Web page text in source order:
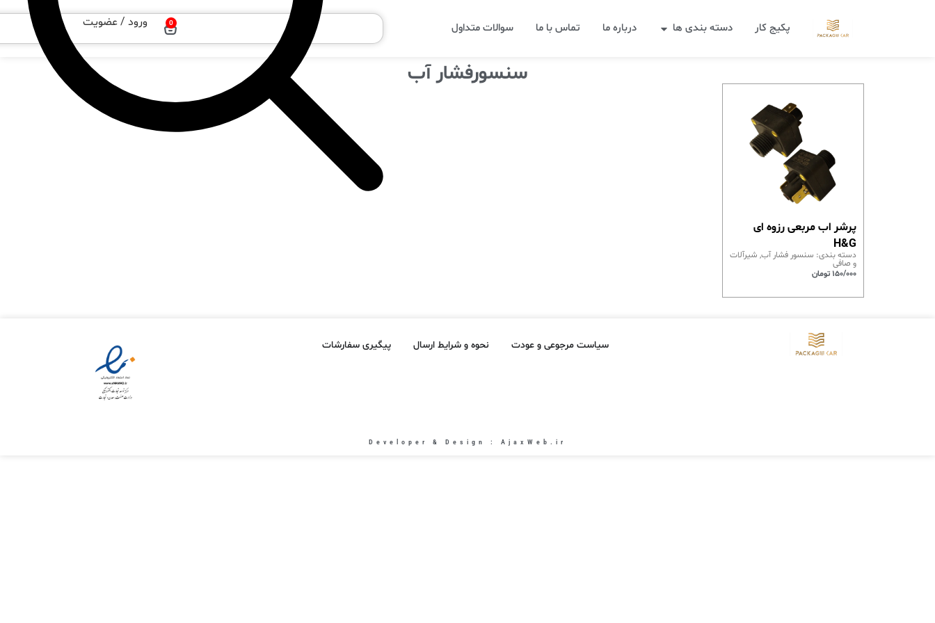
پکیج کار دسته بندی ها درباره ما تماس با ما سوالات متداول 0 ورود / عضویت
سنسورفشار آب
پرشر اب مربعی رزوه ای
H&G
دسته بندی: سنسور فشار آب, شیرآلات
و صافی
150/000 تومان
سیاست مرجوعی و عودت نحوه و شرایط ارسال پیگیری سفارشات
Developer & Design : AjaxWeb.ir